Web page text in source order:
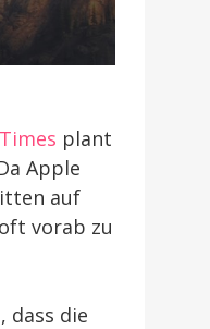
plant
Apple
auf
vorab zu
dass die